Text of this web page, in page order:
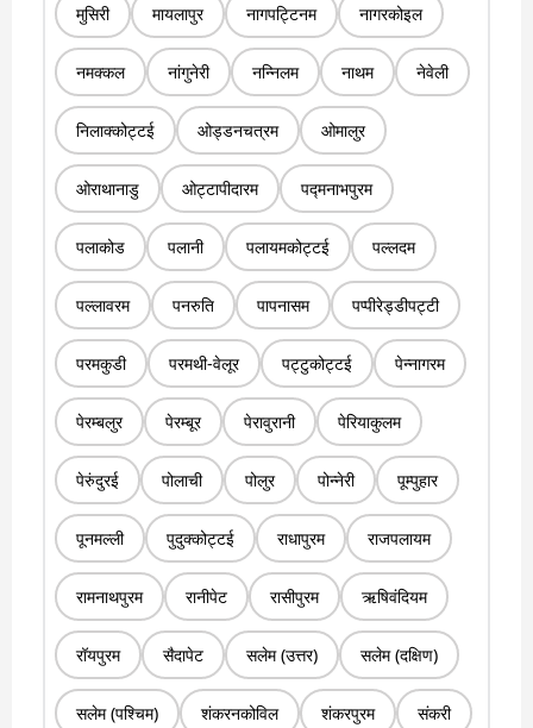
मुसिरी मायलापुर नागपट्टिनम नागरकोइल
नमक्कल नांगुनेरी नन्निलम नाथम नेवेली
निलाक्कोट्टई ओड्डनचत्रम ओमालुर
ओराथानाडु ओट्टापीदारम पद्मनाभपुरम
पलाकोड पलानी पलायमकोट्टई पल्लदम
पल्लावरम पनरुति पापनासम पप्पीरेड्डीपट्टी
परमकुडी परमथी-वेलूर पट्टुकोट्टई पेन्नागरम
पेरम्बलुर पेरम्बूर पेरावुरानी पेरियाकुलम
पेरुंदुरई पोलाची पोलुर पोन्नेरी पूम्पुहार
पूनमल्ली पुदुक्कोट्टई राधापुरम राजपलायम
रामनाथपुरम रानीपेट रासीपुरम ऋषिवंदियम
रॉयपुरम सैदापेट सलेम (उत्तर) सलेम (दक्षिण)
सलेम (पश्चिम) शंकरनकोविल शंकरपुरम संकरी